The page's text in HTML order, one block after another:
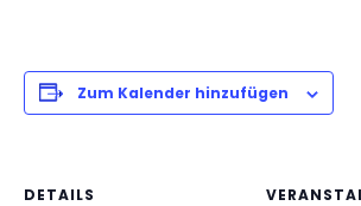
Zum Kalender hinzufügen
DETAILS